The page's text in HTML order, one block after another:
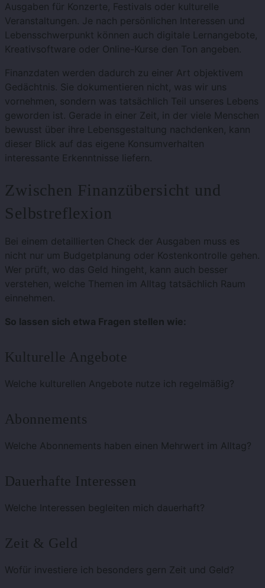
Ausgaben für Konzerte, Festivals oder kulturelle
Veranstaltungen. Je nach persönlichen Interessen und
Lebensschwerpunkt können auch digitale Lernangebote,
Kreativsoftware oder Online-Kurse den Ton angeben.
Finanzdaten werden dadurch zu einer Art objektivem
Gedächtnis. Sie dokumentieren nicht, was wir uns
vornehmen, sondern was tatsächlich Teil unseres Lebens
geworden ist. Gerade in einer Zeit, in der viele Menschen
bewusst über ihre Lebensgestaltung nachdenken, kann
dieser Blick auf das eigene Konsumverhalten
interessante Erkenntnisse liefern.
Zwischen Finanzübersicht und
Selbstreflexion
Bei einem detaillierten Check der Ausgaben muss es
nicht nur um Budgetplanung oder Kostenkontrolle gehen.
Wer prüft, wo das Geld hingeht, kann auch besser
verstehen, welche Themen im Alltag tatsächlich Raum
einnehmen.
So lassen sich etwa Fragen stellen wie:
Kulturelle Angebote
Welche kulturellen Angebote nutze ich regelmäßig?
Abonnements
Welche Abonnements haben einen Mehrwert im Alltag?
Dauerhafte Interessen
Welche Interessen begleiten mich dauerhaft?
Zeit & Geld
Wofür investiere ich besonders gern Zeit und Geld?